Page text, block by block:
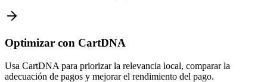
Optimizar con CartDNA
Usa CartDNA para priorizar la relevancia local, comparar la
adecuación de pagos y mejorar el rendimiento del pago.